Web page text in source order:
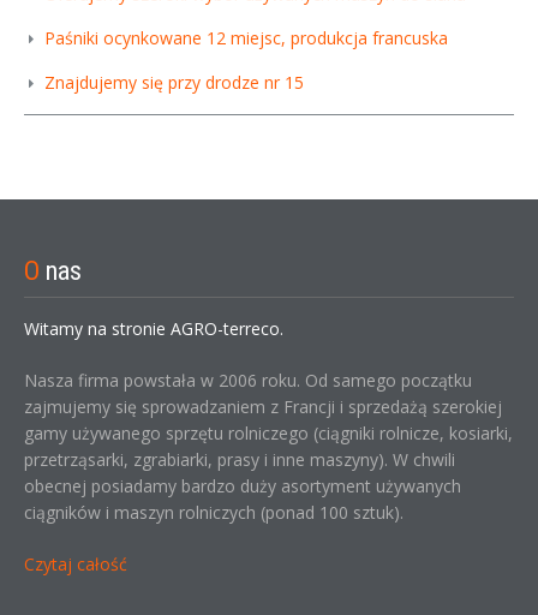
Paśniki ocynkowane 12 miejsc, produkcja francuska
Znajdujemy się przy drodze nr 15
O nas
Witamy na stronie AGRO-terreco.
Nasza firma powstała w 2006 roku. Od samego początku
zajmujemy się sprowadzaniem z Francji i sprzedażą szerokiej
gamy używanego sprzętu rolniczego (ciągniki rolnicze, kosiarki,
przetrząsarki, zgrabiarki, prasy i inne maszyny). W chwili
obecnej posiadamy bardzo duży asortyment używanych
ciągników i maszyn rolniczych (ponad 100 sztuk).
Czytaj całość